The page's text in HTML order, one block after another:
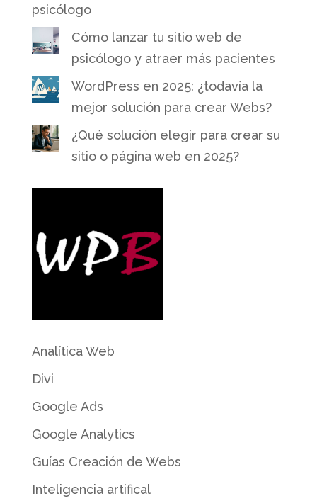
psicólogo
Cómo lanzar tu sitio web de
psicólogo y atraer más pacientes
WordPress en 2025: ¿todavía la
mejor solución para crear Webs?
¿Qué solución elegir para crear su
sitio o página web en 2025?
Analítica Web
Divi
Google Ads
Google Analytics
Guías Creación de Webs
Inteligencia artifical